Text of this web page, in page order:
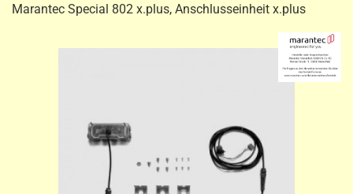
Marantec Special 802 x.plus, Anschlusseinheit x.plus